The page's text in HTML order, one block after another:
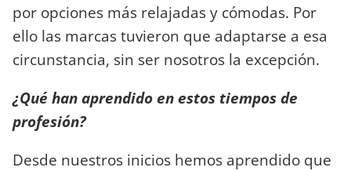
por opciones más relajadas y cómodas. Por
ello las marcas tuvieron que adaptarse a esa
circunstancia, sin ser nosotros la excepción.
¿Qué han aprendido en estos tiempos de
profesión?
Desde nuestros inicios hemos aprendido que